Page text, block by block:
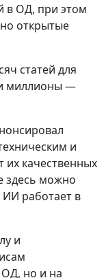
в ОД, при этом
открытые
статей для
и миллионы —
и
качественных
здесь можно
ИИ работает в
и
ОД, но и на